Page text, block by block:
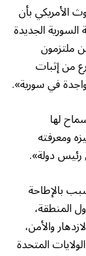
الأمريكي بأن
الجديدة
ملتزمون
من إثبات
في سورية».
لها
ومعرفته
رئيس دولة».
بالإطاحة
المنطقة،
والأمن،
المتحدة